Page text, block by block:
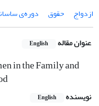
ازدواج
حقوق دوره‌ی
عنوان مقاله English
in the Family and
نویسنده English